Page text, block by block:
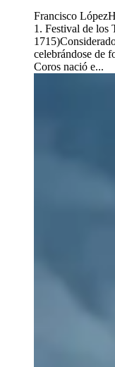
Francisco López
1. Festival de los
celebrándose de
Coros nació e...